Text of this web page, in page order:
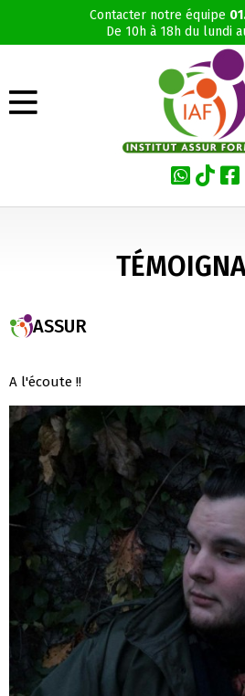
Contacter notre équipe
De 10h à 18h du lundi
ASSUR
A l'écoute !!